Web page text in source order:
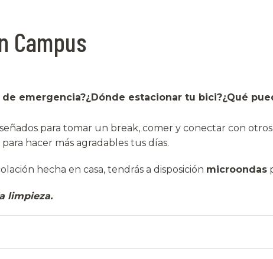
Campus
de emergencia?¿Dónde estacionar tu bici?¿Qué
para tomar un break, comer y conectar con
hacer más agradables tus días.
hecha en casa, tendrás a disposición microondas
limpieza.